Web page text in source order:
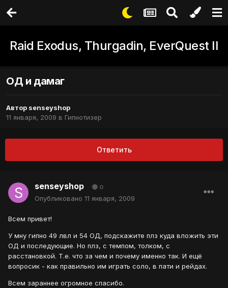
Raid Exodus, Thurgadin, EverQuest II
ОД и дамаг
Автор senseyshop
11 января, 2009 в Гипнотизер
Ответить
senseyshop 0
Опубликовано 11 января, 2009
Всем привет!
У мну гипно 49 лвл и 54 ОД, подскажите плз куда вложить эти
ОД и последующие. Но плз, с темпом, толком, с
расстановкой. Т.е. что за чем и почему именно так. И ещё
вопросик - как правильно им играть соло, в пати и рейдах.
Всем зараннее огромное спасибо.